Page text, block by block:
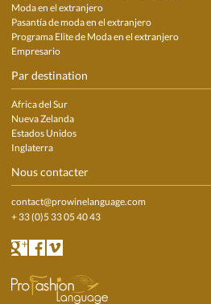
Moda en el extranjero
Pasantía de moda en el extranjero
Programa Elite de Moda en el extranjero
Empresario
Par destination
Africa del Sur
Nueva Zelanda
Estados Unidos
Inglaterra
Nous contacter
contact@prowinelanguage.com
+ 33 (0)5 33 05 40 43